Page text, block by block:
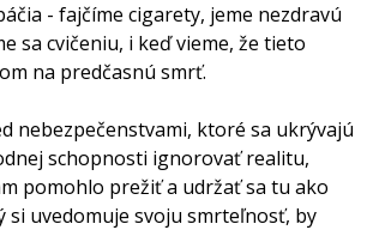
- fajčíme cigarety, jeme nezdravú
sa cvičeniu, i keď vieme, že tieto
na predčasnú smrť.
nebezpečenstvami, ktoré sa ukrývajú
schopnosti ignorovať realitu,
pomohlo prežiť a udržať sa tu ako
si uvedomuje svoju smrteľnosť, by